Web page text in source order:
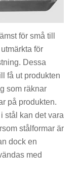
för små till
för
Dessa
få ut produkten
som räknar
på produkten.
stål kan det vara
stålformar är
dock en
med